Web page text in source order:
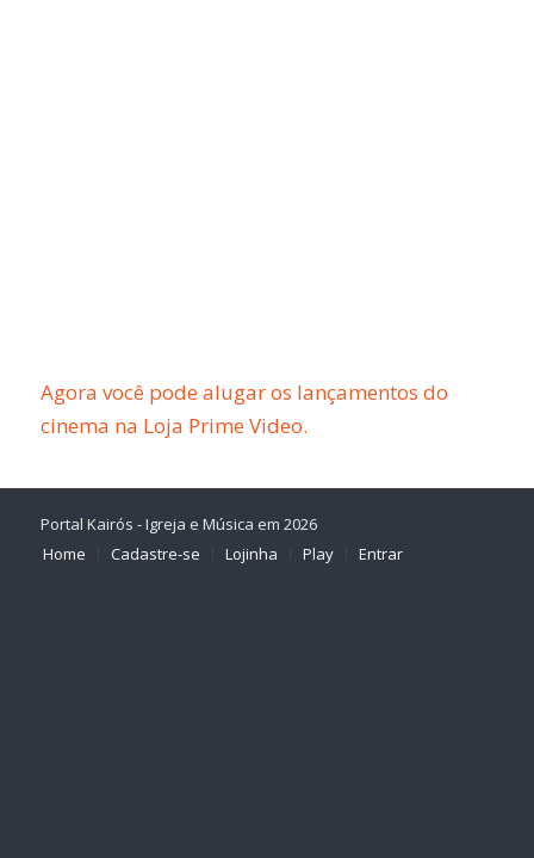
Agora você pode alugar os lançamentos do
cinema na Loja Prime Video.
Portal Kairós - Igreja e Música em 2026
Home
Cadastre-se Lojinha Play Entrar